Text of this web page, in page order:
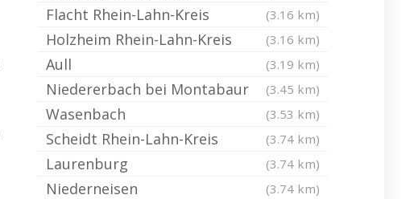
Flacht Rhein-Lahn-Kreis (3.16 km)
Holzheim Rhein-Lahn-Kreis (3.16 km)
Aull (3.19 km)
Niedererbach bei Montabaur (3.45 km)
Wasenbach (3.53 km)
Scheidt Rhein-Lahn-Kreis (3.74 km)
Laurenburg (3.74 km)
Niederneisen (3.74 km)